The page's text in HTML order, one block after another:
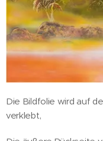
Die Bildfolie wird auf
verklebt,